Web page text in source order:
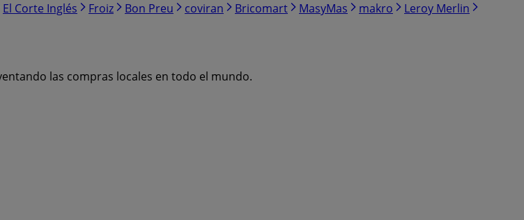
El Corte Inglés Froiz Bon Preu coviran Bricomart MasyMas makro
Leroy Merlin
las compras locales en todo el mundo.